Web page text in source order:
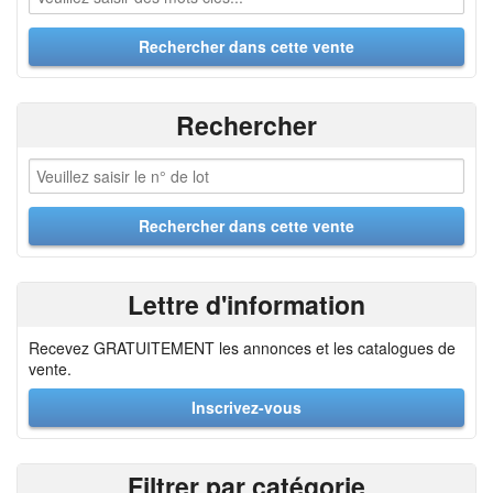
Rechercher
Lettre d'information
Recevez GRATUITEMENT les annonces et les catalogues de
vente.
Inscrivez-vous